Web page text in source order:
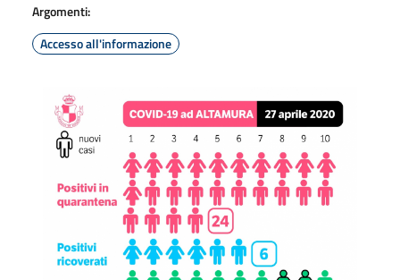
Argomenti:
Accesso all'informazione